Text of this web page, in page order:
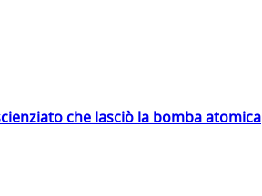
che lasciò la bomba atomica